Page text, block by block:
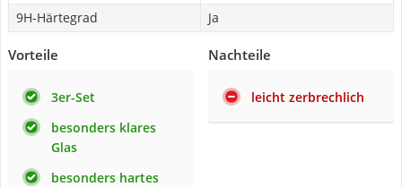
9H-Härtegrad
Ja
Vorteile
3er-Set
besonders klares
Glas
besonders hartes
Nachteile
leicht zerbrechlich